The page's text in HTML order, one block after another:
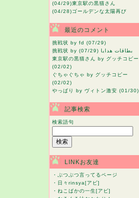
(04/29)東京駅の黒猫さん
(04/28)ゴールデンな太陽再び
最近のコメント
挑戦状 by fd (07/29)
挑戦状
by بطاقات هدايا (07/29)
東京駅の黒猫さん by グッチコピー
(02/02)
ぐちゃぐちゃ by グッチコピー
(02/02)
やっぱり
by ヴィトン激安 (01/30)
記事検索
検索語句
LINKお友達
・
ぶつぶつ言ってるページ
・ 日々rinsya[アビ]
・ ねこばかの一生[アビ]